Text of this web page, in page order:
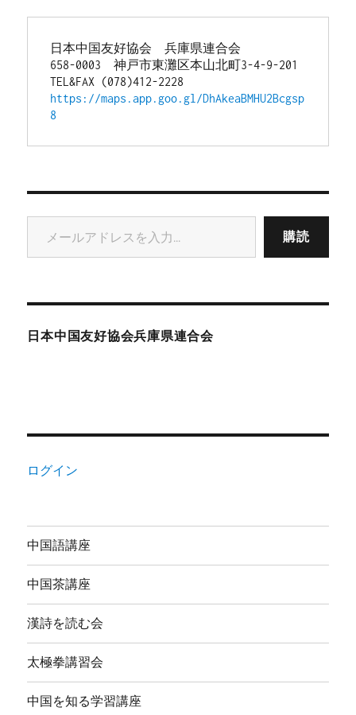
日本中国友好協会　兵庫県連合会
658-0003　神戸市東灘区本山北町3-4-9-201
TEL&FAX (078)412-2228
https://maps.app.goo.gl/DhAkeaBMHU2Bcgsp
8
メールアドレスを入力...
購読
日本中国友好協会兵庫県連合会
ログイン
中国語講座
中国茶講座
漢詩を読む会
太極拳講習会
中国を知る学習講座